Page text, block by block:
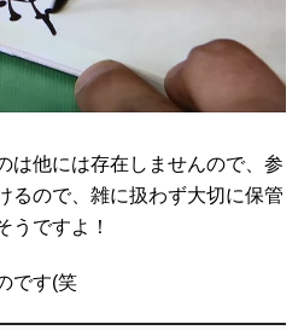
は他には存在しませんので、参
るので、雑に扱わず大切に保管
うですよ！
です(笑